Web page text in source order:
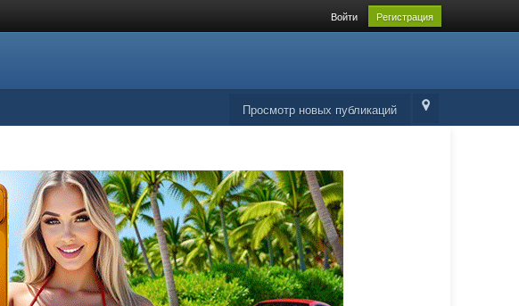
Войти Регистрация
Просмотр новых публикаций